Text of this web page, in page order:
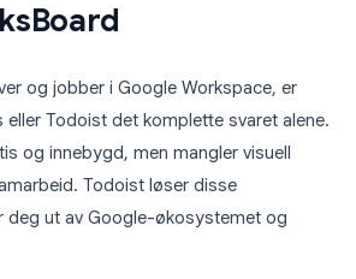
og jobber i Google Workspace, er
eller Todoist det komplette svaret alene.
og innebygd, men mangler visuell
Todoist løser disse
deg ut av Google-økosystemet og